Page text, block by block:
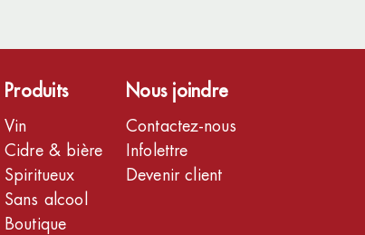
Produits
Vin
Cidre & bière
Spiritueux
Sans alcool
Boutique
Nous joindre
Contactez-nous
Infolettre
Devenir client